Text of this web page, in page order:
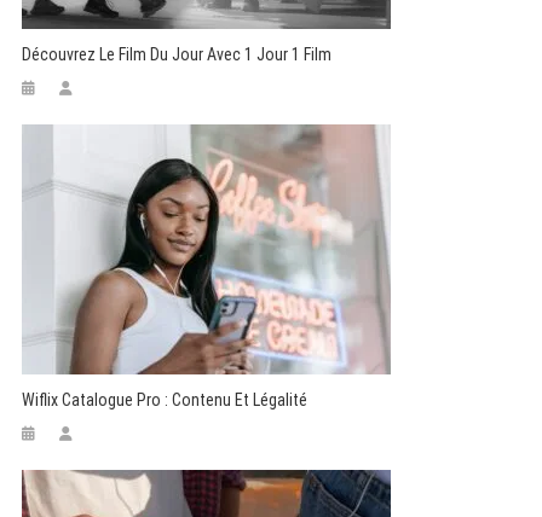
Découvrez Le Film Du Jour Avec 1 Jour 1 Film
Wiflix Catalogue Pro : Contenu Et Légalité